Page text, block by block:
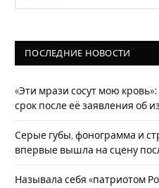
ПОСЛЕДНИЕ НОВОСТИ
«Эти мрази сосут мою
срок после её заявления об
Серые губы, фонограмма и
впервые вышла на сцену
Называла себя «патриотом